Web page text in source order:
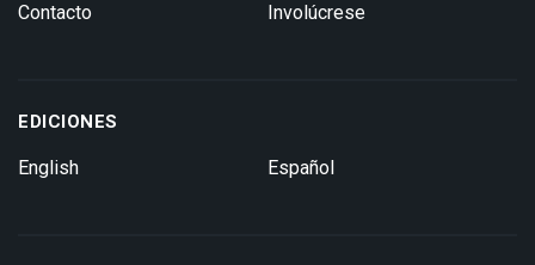
Contacto Involúcrese
EDICIONES
English Español